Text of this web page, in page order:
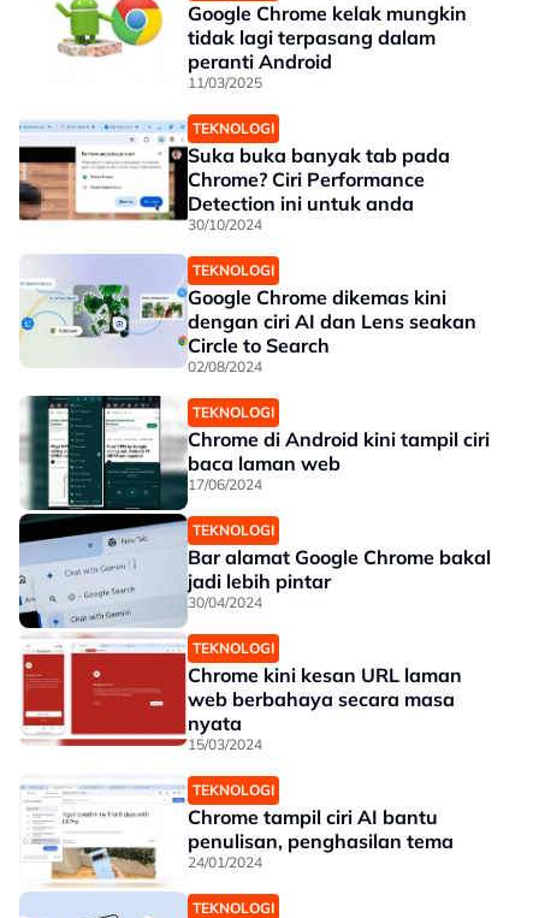
Google Chrome kelak mungkin
tidak lagi terpasang dalam
peranti Android
11/03/2025
TEKNOLOGI
Suka buka banyak tab pada
Chrome? Ciri Performance
Detection ini untuk anda
30/10/2024
TEKNOLOGI
Google Chrome dikemas kini
dengan ciri AI dan Lens seakan
Circle to Search
02/08/2024
TEKNOLOGI
Chrome di Android kini tampil ciri
baca laman web
17/06/2024
TEKNOLOGI
Bar alamat Google Chrome bakal
jadi lebih pintar
30/04/2024
TEKNOLOGI
Chrome kini kesan URL laman
web berbahaya secara masa
nyata
15/03/2024
TEKNOLOGI
Chrome tampil ciri AI bantu
penulisan, penghasilan tema
24/01/2024
TEKNOLOGI